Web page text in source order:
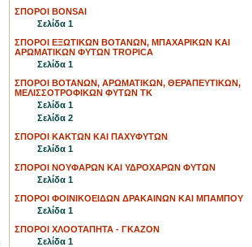
ΣΠΟΡΟΙ BONSAI
Σελίδα 1
ΣΠΟΡΟΙ ΕΞΩΤΙΚΩΝ ΒΟΤΑΝΩΝ, ΜΠΑΧΑΡΙΚΩΝ ΚΑΙ
ΑΡΩΜΑΤΙΚΩΝ ΦΥΤΩΝ TROPICA
Σελίδα 1
ΣΠΟΡΟΙ ΒΟΤΑΝΩΝ, ΑΡΩΜΑΤΙΚΩΝ, ΘΕΡΑΠΕΥΤΙΚΩΝ,
ΜΕΛΙΣΣΟΤΡΟΦΙΚΩΝ ΦΥΤΩΝ TK
Σελίδα 1
Σελίδα 2
ΣΠΟΡΟΙ ΚΑΚΤΩΝ ΚΑΙ ΠΑΧΥΦΥΤΩΝ
Σελίδα 1
ΣΠΟΡΟΙ ΝΟΥΦΑΡΩΝ ΚΑΙ ΥΔΡΟΧΑΡΩΝ ΦΥΤΩΝ
Σελίδα 1
ΣΠΟΡΟΙ ΦΟΙΝΙΚΟΕΙΔΩΝ ΔΡΑΚΑΙΝΩΝ ΚΑΙ ΜΠΑΜΠΟΥ
Σελίδα 1
ΣΠΟΡΟΙ ΧΛΟΟΤΑΠΗΤΑ - ΓΚΑΖΟΝ
Σελίδα 1